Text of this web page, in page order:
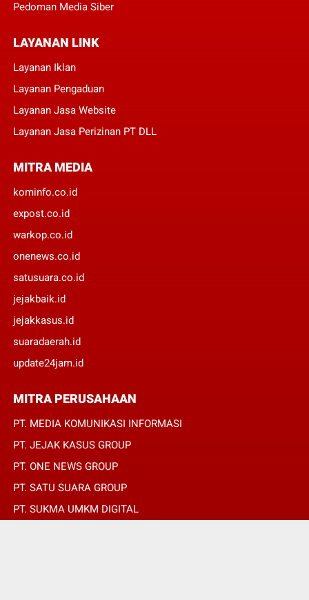
Pedoman Media Siber
LAYANAN LINK
Layanan Iklan
Layanan Pengaduan
Layanan Jasa Website
Layanan Jasa Perizinan PT DLL
MITRA MEDIA
kominfo.co.id
expost.co.id
warkop.co.id
onenews.co.id
satusuara.co.id
jejakbaik.id
jejakkasus.id
suaradaerah.id
update24jam.id
MITRA PERUSAHAAN
PT. MEDIA KOMUNIKASI INFORMASI
PT. JEJAK KASUS GROUP
PT. ONE NEWS GROUP
PT. SATU SUARA GROUP
PT. SUKMA UMKM DIGITAL